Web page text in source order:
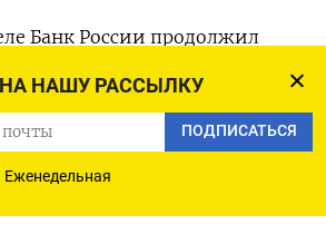
НАШУ РАССЫЛКУ
ПОДПИСАТЬСЯ
Еженедельная
Банк ​России ⁠продолжил
проинфляционных
цен на ​топливо и более
политики. (Дарья